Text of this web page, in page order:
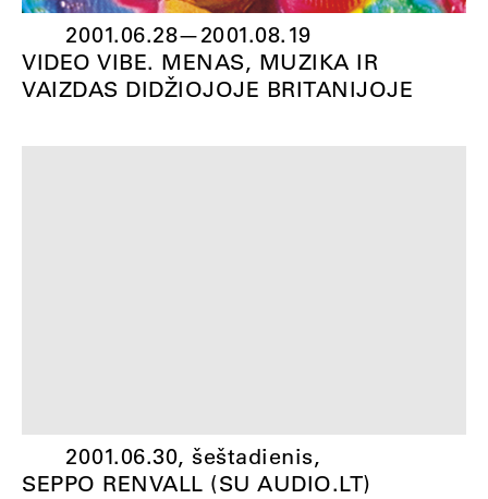
2001.06.28—2001.08.19
VIDEO VIBE. MENAS, MUZIKA IR
VAIZDAS DIDŽIOJOJE BRITANIJOJE
2001.06.30, šeštadienis,
SEPPO RENVALL (SU AUDIO.LT)